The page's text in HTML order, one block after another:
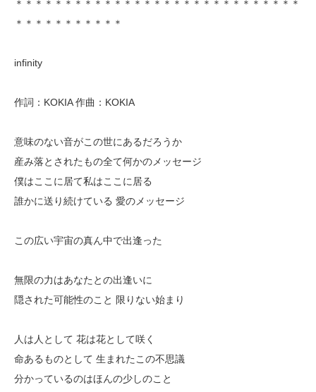
＊＊＊＊＊＊＊＊＊＊＊＊＊＊＊＊＊＊＊＊＊＊＊＊＊＊＊＊＊
＊＊＊＊＊＊＊＊＊＊＊
infinity
作詞：KOKIA 作曲：KOKIA
意味のない音がこの世にあるだろうか
産み落とされたもの全て何かのメッセージ
僕はここに居て私はここに居る
誰かに送り続けている 愛のメッセージ
この広い宇宙の真ん中で出逢った
無限の力はあなたとの出逢いに
隠された可能性のこと 限りない始まり
人は人として 花は花として咲く
命あるものとして 生まれたこの不思議
分かっているのはほんの少しのこと